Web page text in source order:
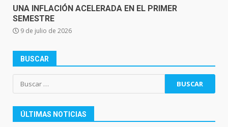
UNA INFLACIÓN ACELERADA EN EL PRIMER
SEMESTRE
9 de julio de 2026
BUSCAR
Buscar:
ÚLTIMAS NOTICIAS